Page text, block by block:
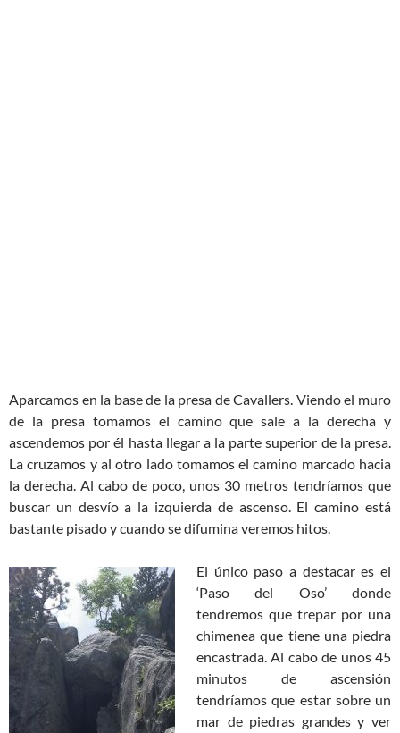
Aparcamos en la base de la presa de Cavallers. Viendo el muro
de la presa tomamos el camino que sale a la derecha y
ascendemos por él hasta llegar a la parte superior de la presa.
La cruzamos y al otro lado tomamos el camino marcado hacia
la derecha. Al cabo de poco, unos 30 metros tendríamos que
buscar un desvío a la izquierda de ascenso. El camino está
bastante pisado y cuando se difumina veremos hitos.
El único paso a destacar es el
‘Paso del Oso’ donde
tendremos que trepar por una
chimenea que tiene una piedra
encastrada. Al cabo de unos 45
minutos de ascensión
tendríamos que estar sobre un
mar de piedras grandes y ver